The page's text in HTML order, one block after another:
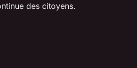
des citoyens.